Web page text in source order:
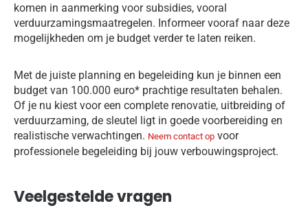
komen in aanmerking voor subsidies, vooral
verduurzamingsmaatregelen. Informeer vooraf naar deze
mogelijkheden om je budget verder te laten reiken.
Met de juiste planning en begeleiding kun je binnen een
budget van 100.000 euro* prachtige resultaten behalen.
Of je nu kiest voor een complete renovatie, uitbreiding of
verduurzaming, de sleutel ligt in goede voorbereiding en
realistische verwachtingen. Neem contact op voor
professionele begeleiding bij jouw verbouwingsproject.
Veelgestelde vragen